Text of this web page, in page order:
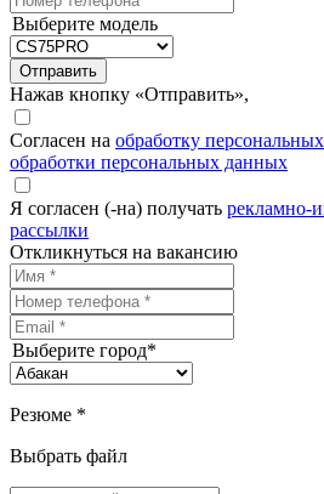
Выберите модель
Отправить
Нажав кнопку «Отправить»,
Согласен на обработку
обработки персональных данных
Я согласен (-на) получать рекламно-
рассылки
Откликнуться на вакансию
Выберите город*
Резюме *
Выбрать файл